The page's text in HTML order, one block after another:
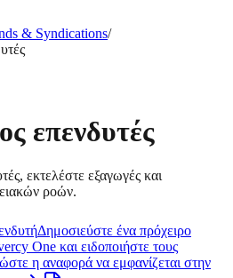
& Syndications/
επενδυτές
εκτελέστε εξαγωγές και
ροών.
Δημοσιεύστε ένα πρόχειρο
One και ειδοποιήστε τους
η αναφορά να εμφανίζεται στην